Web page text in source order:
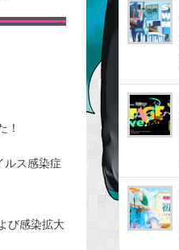
！
ルス感染症
び感染拡大